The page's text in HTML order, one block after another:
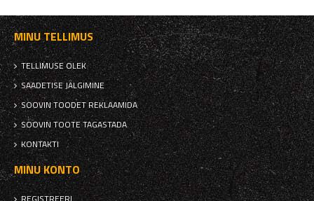
MINU TELLIMUS
TELLIMUSE OLEK
SAADETISE JÄLGIMINE
SOOVIN TOODET REKLAAMIDA
SOOVIN TOOTE TAGASTADA
KONTAKTI
MINU KONTO